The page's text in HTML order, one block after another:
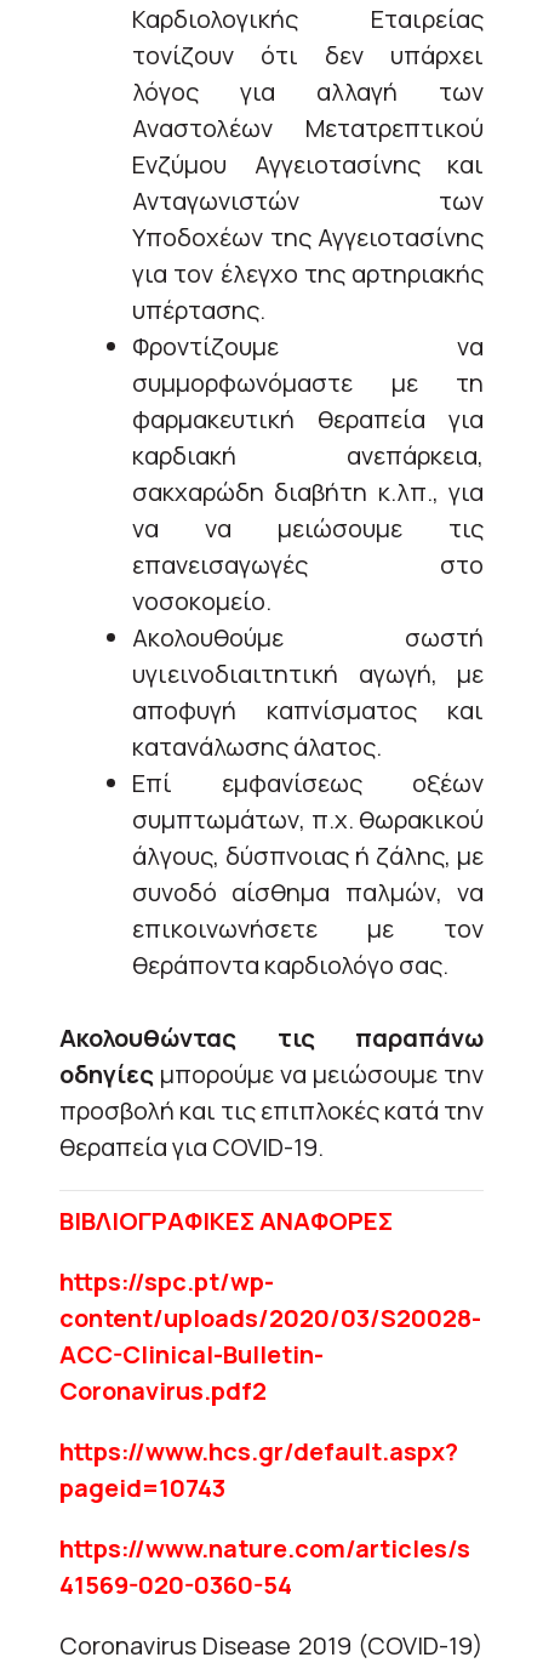
Καρδιολογικής Εταιρείας
τονίζουν ότι δεν υπάρχει
λόγος για αλλαγή των
Αναστολέων Μετατρεπτικού
Ενζύμου Αγγειοτασίνης και
Ανταγωνιστών των
Υποδοχέων της Αγγειοτασίνης
για τον έλεγχο της αρτηριακής
υπέρτασης.
Φροντίζουμε να
συμμορφωνόμαστε με τη
φαρμακευτική θεραπεία για
καρδιακή ανεπάρκεια,
σακχαρώδη διαβήτη κ.λπ., για
να να μειώσουμε τις
επανεισαγωγές στο
νοσοκομείο.
Ακολουθούμε σωστή
υγιεινοδιαιτητική αγωγή, με
αποφυγή καπνίσματος και
κατανάλωσης άλατος.
Επί εμφανίσεως οξέων
συμπτωμάτων, π.χ. θωρακικού
άλγους, δύσπνοιας ή ζάλης, με
συνοδό αίσθημα παλμών, να
επικοινωνήσετε με τον
θεράποντα καρδιολόγο σας.
Ακολουθώντας τις παραπάνω
οδηγίες μπορούμε να μειώσουμε την
προσβολή και τις επιπλοκές κατά την
θεραπεία για COVID-19.
ΒΙΒΛΙΟΓΡΑΦΙΚΕΣ ΑΝΑΦΟΡΕΣ
https://spc.pt/wp-
content/uploads/2020/03/S20028-
ACC-Clinical-Bulletin-
Coronavirus.pdf2
https://www.hcs.gr/default.aspx?
pageid=10743
https://www.nature.com/articles/s
41569-020-0360-54
Coronavirus Disease 2019 (COVID-19)